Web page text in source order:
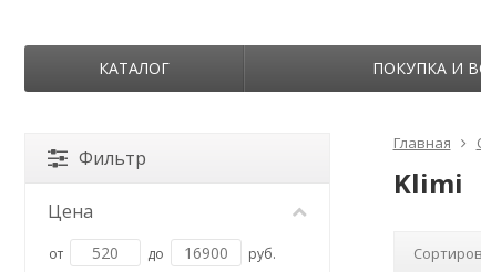
КАТАЛОГ ПОКУПКА И
Главная
Klimi
Фильтр
Цена
от до руб.